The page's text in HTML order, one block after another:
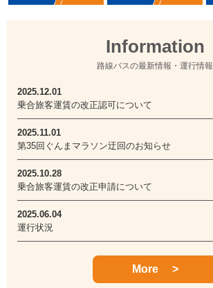
Information
路線バスの最新情報・運行情報
2025.12.01
乗合旅客運賃の改正認可について
2025.11.01
第35回ぐんまマラソン迂回のお知らせ
2025.10.28
乗合旅客運賃の改正申請について
2025.06.04
運行状況
More >